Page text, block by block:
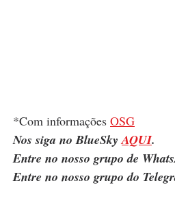
*Com informações OSG
Nos siga no BlueSky AQUI.
Entre no nosso grupo de
Entre no nosso grupo do